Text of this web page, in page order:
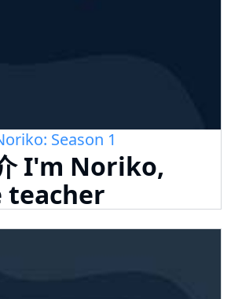
Season 1
I'm Noriko,
teacher